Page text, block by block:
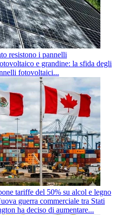
resistono i pannelli
e grandine: la sfida degli
fotovoltaici...
tariffe del 50% su alcol e legno
guerra commerciale tra Stati
ha deciso di aumentare...